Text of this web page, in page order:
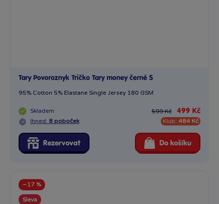
Tary Povoroznyk Tričko Tary money černé S
95% Cotton 5% Elastane Single Jersey 180 GSM
Skladem
Ihned: 8 poboček
599 Kč 499 Kč
Klub: 484 Kč
Rezervovat Do košíku
−17 %
Sleva